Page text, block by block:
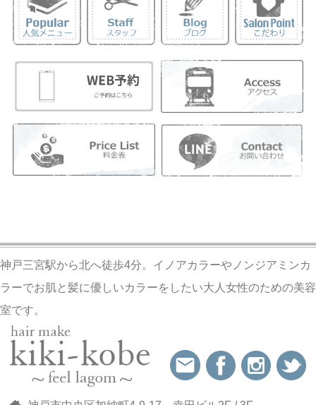
神戸三宮駅から北へ徒歩4分。イノアカラーやノンジアミンカ
ラーでお肌と髪に優しいカラーをしたい大人女性のための美容
室です。